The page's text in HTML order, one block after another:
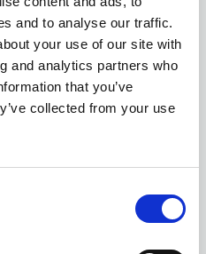
and to analyse our traffic.
your use of our site with
and analytics partners who
that you’ve
collected from your use